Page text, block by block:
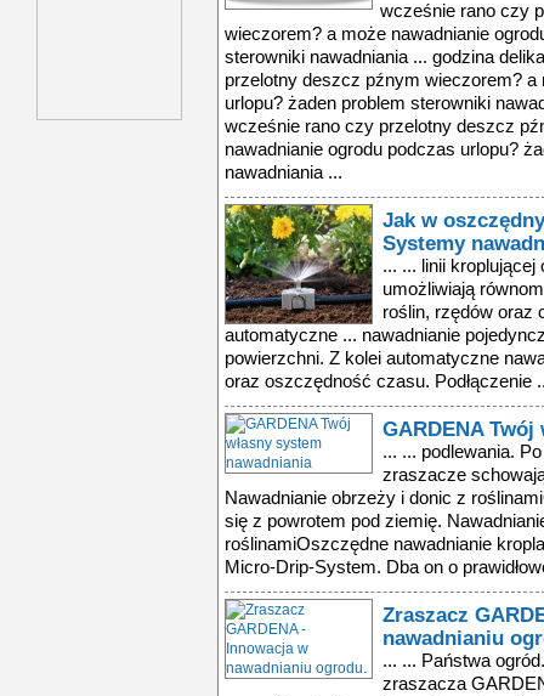
wcześnie rano czy
wieczorem? a może nawadnianie
sterowniki nawadniania ... godzina
przelotny deszcz pźnym wieczorem? a
urlopu? żaden problem sterowniki
wcześnie rano czy przelotny deszcz
nawadnianie ogrodu podczas urlopu?
nawadniania ...
Jak w
Systemy
... ... linii
umożliwiają
roślin, rzędów oraz
automatyczne ... nawadnianie
powierzchni. Z kolei automatyczne
oraz oszczędność czasu. Podłączenie
GARDENA Twój
... ... podlewania.
zraszacze
Nawadnianie obrzeży i donic z
się z powrotem pod ziemię.
roślinamiOszczędne nawadnianie
Micro-Drip-System. Dba on o
Zraszacz
nawadnianiu
... ... Państwa
zraszacza